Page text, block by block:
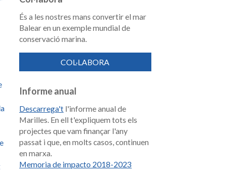
És a les nostres mans convertir el mar
Balear en un exemple mundial de
conservació marina.
COL·LABORA
Informe anual
Descarrega't l'informe anual de
Marilles. En ell t'expliquem tots els
projectes que vam finançar l'any
passat i que, en molts casos, continuen
en marxa.
Memoria de impacto 2018-2023